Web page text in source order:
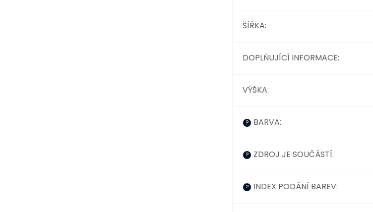
ŠÍŘKA:
DOPLŇUJÍCÍ INFORMACE:
VÝŠKA:
? BARVA:
? ZDROJ JE SOUČÁSTÍ:
? INDEX PODÁNÍ BAREV: